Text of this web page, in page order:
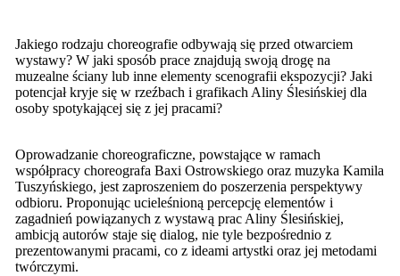
Jakiego rodzaju choreografie odbywają się przed otwarciem
wystawy? W jaki sposób prace znajdują swoją drogę na
muzealne ściany lub inne elementy scenografii ekspozycji? Jaki
potencjał kryje się w rzeźbach i grafikach Aliny Ślesińskiej dla
osoby spotykającej się z jej pracami?
Oprowadzanie choreograficzne, powstające w ramach
współpracy choreografa Baxi Ostrowskiego oraz muzyka Kamila
Tuszyńskiego, jest zaproszeniem do poszerzenia perspektywy
odbioru. Proponując ucieleśnioną percepcję elementów i
zagadnień powiązanych z wystawą prac Aliny Ślesińskiej,
ambicją autorów staje się dialog, nie tyle bezpośrednio z
prezentowanymi pracami, co z ideami artystki oraz jej metodami
twórczymi.